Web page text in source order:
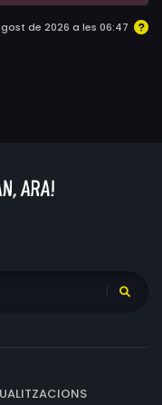
de 2026 a les 06:47